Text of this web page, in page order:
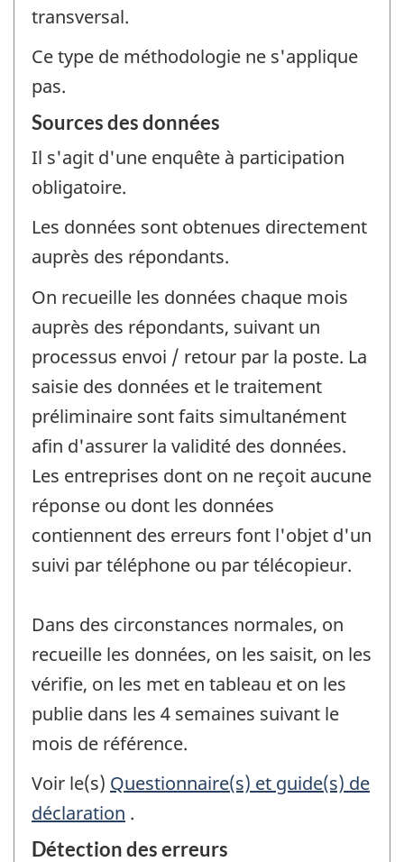
transversal.
Ce type de méthodologie ne s'applique
pas.
Sources des données
Il s'agit d'une enquête à participation
obligatoire.
Les données sont obtenues directement
auprès des répondants.
On recueille les données chaque mois
auprès des répondants, suivant un
processus envoi / retour par la poste. La
saisie des données et le traitement
préliminaire sont faits simultanément
afin d'assurer la validité des données.
Les entreprises dont on ne reçoit aucune
réponse ou dont les données
contiennent des erreurs font l'objet d'un
suivi par téléphone ou par télécopieur.
Dans des circonstances normales, on
recueille les données, on les saisit, on les
vérifie, on les met en tableau et on les
publie dans les 4 semaines suivant le
mois de référence.
Voir le(s) Questionnaire(s) et guide(s) de
déclaration .
Détection des erreurs